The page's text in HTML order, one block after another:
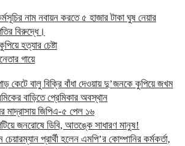
নাম নবায়ন করতে ৫ হাজার টাকা ঘুষ নেয়ার
বিরুদ্ধে।
হত্যার চেষ্টা
গায়ে
কেটে বালু বিক্রি বাঁধা দেওয়ায় দু’জনকে কুপিয়ে জখম
বাড়িতে প্রেমিকার অবস্থান
মাদ্রাসায় জিপিএ-৫ পেল ১৬
জনরোষে ডিবি, আতঙ্কে সাধারণ মানুষ!
চেয়ারম্যান প্রার্থী হলেন এমপি’র কোম্পানির কর্মকর্তা,